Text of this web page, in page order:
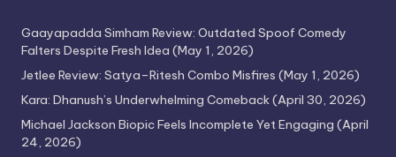
Gaayapadda Simham Review: Outdated Spoof Comedy
Falters Despite Fresh Idea (May 1, 2026)
Jetlee Review: Satya–Ritesh Combo Misfires (May 1, 2026)
Kara: Dhanush’s Underwhelming Comeback(April 30, 2026)
Michael Jackson Biopic Feels Incomplete Yet Engaging (April
24, 2026)